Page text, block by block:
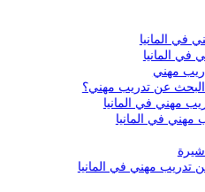
في المانيا
في المانيا
مهني
البحث عن تدريب مهني؟
مهني في المانيا
مهني في المانيا
تدريب مهني في المانيا